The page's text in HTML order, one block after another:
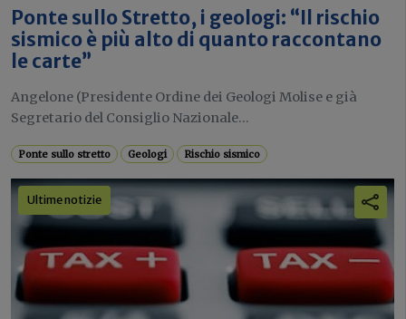
Ponte sullo Stretto, i geologi: “Il rischio
sismico è più alto di quanto raccontano
le carte”
Angelone (Presidente Ordine dei Geologi Molise e già
Segretario del Consiglio Nazionale...
Ponte sullo stretto Geologi Rischio sismico
Ultime notizie